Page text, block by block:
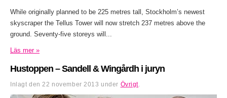
While originally planned to be 225 metres tall, Stockholm’s newest
skyscraper the Tellus Tower will now stretch 237 metres above the
ground. Seventy-five storeys will...
Läs mer »
Hustoppen – Sandell & Wingårdh i juryn
Inlagt den 22 november 2013 under Övrigt